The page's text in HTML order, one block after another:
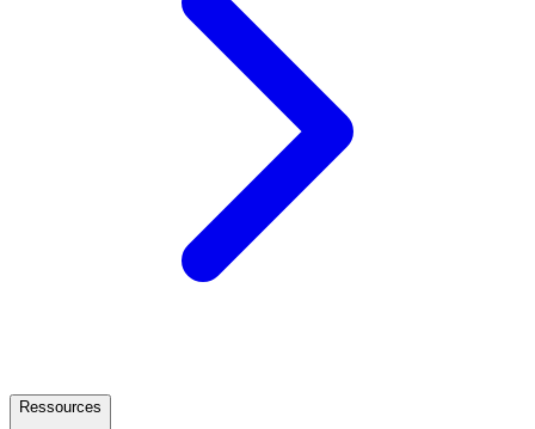
Ressources